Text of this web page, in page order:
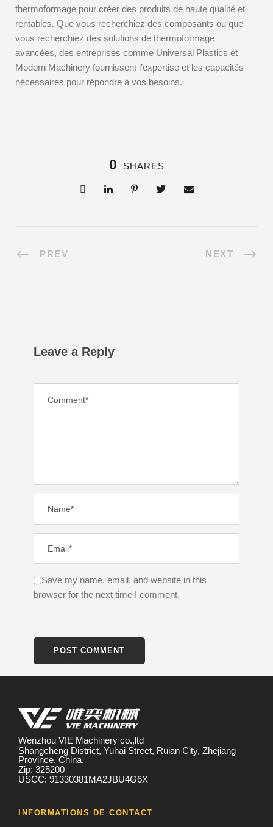
thermoformage pour créer des produits de haute qualité et
rentables. Que vous recherchiez des composants ou que
vous recherchiez des solutions de thermoformage
avancées, des entreprises comme Universal Plastics et
Modern Machinery fournissent l’expertise et les capacités
nécessaires pour répondre à vos besoins.
0 SHARES
PREV NEXT
Leave a Reply
Save my name, email, and website in this
browser for the next time I comment.
Wenzhou VIE Machinery co.,ltd
Shangcheng District, Yuhai Street, Ruian City, Zhejiang
Province, China.
Zip: 325200
USCC: 91330381MA2JBU4G6X
INFORMATIONS DE CONTACT